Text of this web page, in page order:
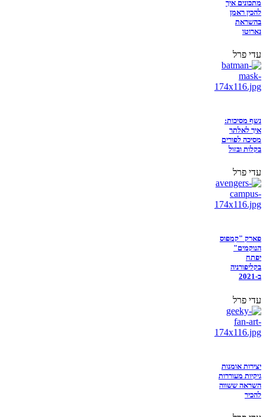
מתכונים איך
להכין ראמן
בהשראת
נארוטו
עדי פרל
נשף מסיכות:
איך לאלתר
מסיכה לפורים
בקלות ובזול
עדי פרל
פארק "קמפוס
הנוקמים"
יפתח
בקליפורניה
ב-2021
עדי פרל
יצירות אומנות
גיקיות מעוררות
השראה ששווה
להכיר